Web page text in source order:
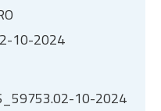
10-2024
10-2024